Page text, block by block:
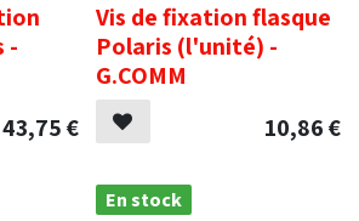
-
43,75€
Vis de fixation flasque
Polaris (l'unité) -
G.COMM
10,86€
En stock